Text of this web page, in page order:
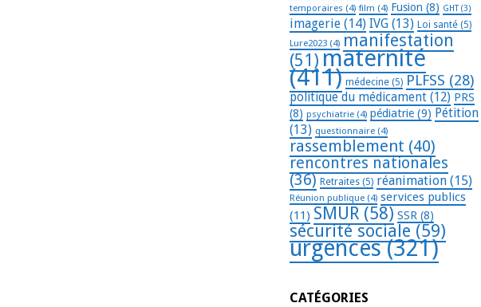
temporaires (4) film (4) Fusion (8) GHT(3)
imagerie (14) IVG (13) Loi santé (5)
Lure2023 (4) manifestation
(51) maternité
(411) médecine (5) PLFSS (28)
politique du médicament (12) PRS
(8) psychiatrie (4) pédiatrie (9) Pétition
(13) questionnaire (4)
rassemblement (40)
rencontres nationales
(36) Retraites (5) réanimation (15)
Réunion publique (4) services publics
(11) SMUR (58) SSR (8)
sécurité sociale (59)
urgences(321)
CATÉGORIES